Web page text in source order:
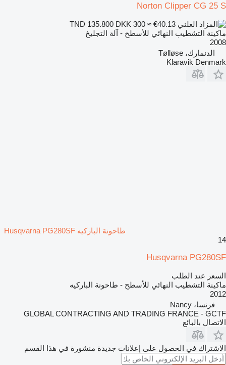
Norton Clipper CG 25 S
DKK 300 ≈ €40.13
ماكينة التشطيب النهائي للأسطح - آلة التجليخ
2008
الدنمارك، Tølløse
Klaravik Denmark
طاحونة الباركيه Husqvarna PG280SF
14
Husqvarna PG280SF
السعر عند الطلب
ماكينة التشطيب النهائي للأسطح - طاحونة الباركيه
2012
فرنسا، Nancy
GLOBAL CONTRACTING AND TRADING FRANCE - GCTF
الاتصال بالبائع
الاشتراك في الحصول على إعلانات جديدة منشورة في هذا القسم